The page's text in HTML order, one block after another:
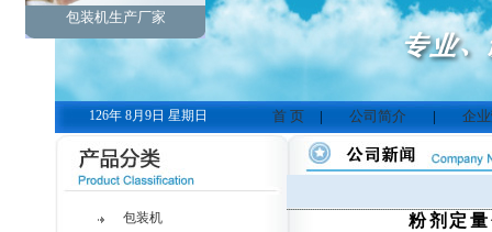
包装机生产厂家
126年 8月9日 星期日 首 页 | 公司简介 | 企
包装机
粉剂定